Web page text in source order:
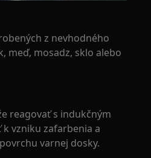
z nevhodného
meď, mosadz, sklo alebo
reagovať s indukčným
vzniku zafarbenia a
varnej dosky.